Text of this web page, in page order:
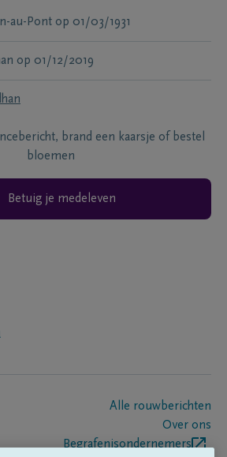
au-Pont op 01/03/1931
op 01/12/2019
brand een kaarsje of bestel
bloemen
Betuig je medeleven
Alle rouwberichten
Over ons
Begrafenisondernemers